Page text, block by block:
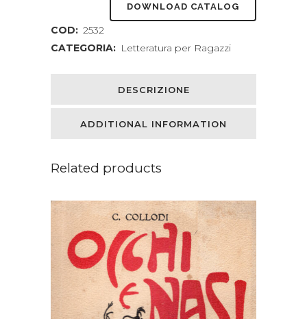
DOWNLOAD CATALOG
COD: 2532
CATEGORIA: Letteratura per Ragazzi
DESCRIZIONE
ADDITIONAL INFORMATION
Related products